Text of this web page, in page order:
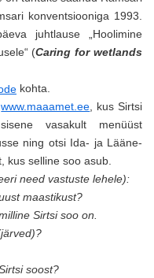
konventsiooniga 1993.
juhtlause „Hoolimine
(Caring for wetlands
kohta.
www.maaamet.ee , kus Sirtsi
vasakult menüüst
ning otsi Ida- ja Lääne-
kus selline soo asub.
need vastuste lehele):
maastikust?
Sirtsi soo on.
soost?